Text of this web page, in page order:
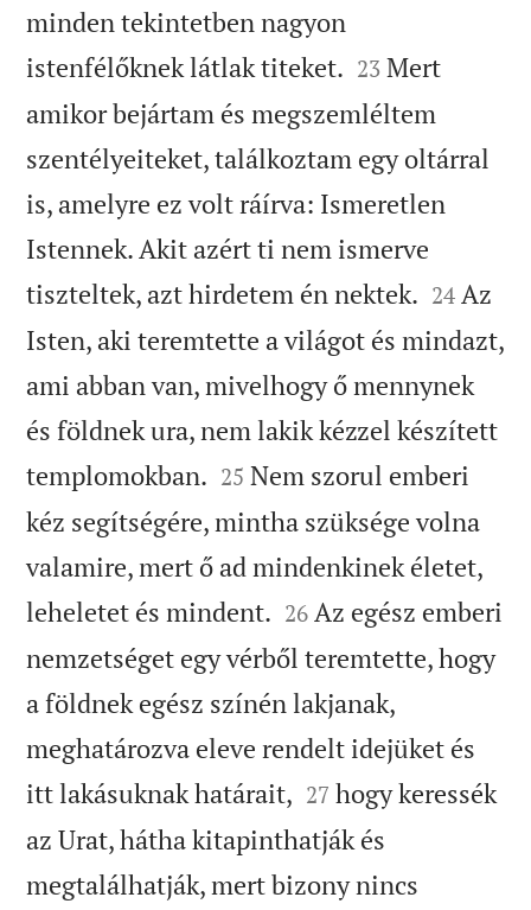
minden tekintetben nagyon
istenfélőknek látlak titeket. 

23 Mert
amikor bejártam és megszemléltem
szentélyeiteket, találkoztam egy oltárral
is, amelyre ez volt ráírva: Ismeretlen
Istennek. Akit azért ti nem ismerve
tiszteltek, azt hirdetem én nektek. 

24 Az
Isten, aki teremtette a világot és mindazt,
ami abban van, mivelhogy ő mennynek
és földnek ura, nem lakik kézzel készített
templomokban. 

25 Nem szorul emberi
kéz segítségére, mintha szüksége volna
valamire, mert ő ad mindenkinek életet,
leheletet és mindent. 

26 Az egész emberi
nemzetséget egy vérből teremtette, hogy
a földnek egész színén lakjanak,
meghatározva eleve rendelt idejüket és
itt lakásuknak határait, 

27 hogy keressék
az Urat, hátha kitapinthatják és
megtalálhatják, mert bizony nincs